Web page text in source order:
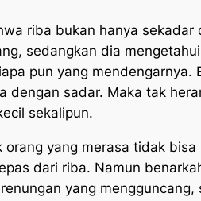
riba bukan hanya
sedangkan dia
pun yang
dengan sadar. Maka tak
sekalipun.
yang merasa tidak
dari riba. Namun
yang